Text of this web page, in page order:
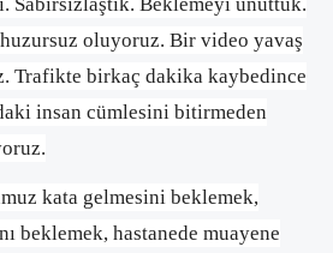
oluyoruz. Bir video yavaş
Trafikte birkaç dakika kaybedince
insan cümlesini bitirmeden
kata gelmesini beklemek,
beklemek, hastanede muayene